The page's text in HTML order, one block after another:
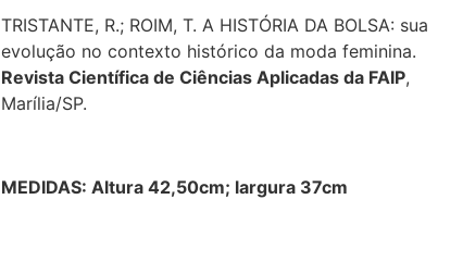
TRISTANTE, R.; ROIM, T. A HISTÓRIA DA BOLSA: sua
evolução no contexto histórico da moda feminina.
Revista Científica de Ciências Aplicadas da FAIP,
Marília/SP.
MEDIDAS: Altura 42,50cm; largura 37cm